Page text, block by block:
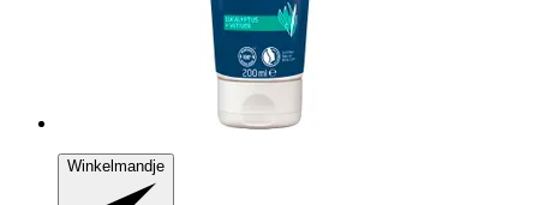
Winkelmandje